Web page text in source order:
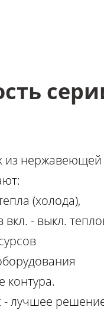
нержавеющей
(холода),
- выкл.
контура.
- лучшее